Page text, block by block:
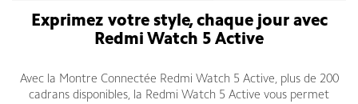
Exprimez votre style, chaque jour avec
Redmi Watch 5 Active
Avec la Montre Connectée Redmi Watch 5 Active, plus de 200
cadrans disponibles, la Redmi Watch 5 Active vous permet